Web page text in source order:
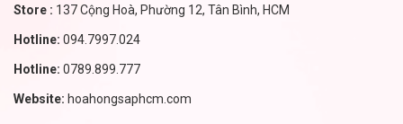
Store : 137 Cộng Hoà, Phường 12, Tân Bình, HCM
Hotline: 094.7997.024
Hotline: 0789.899.777
Website: hoahongsaphcm.com